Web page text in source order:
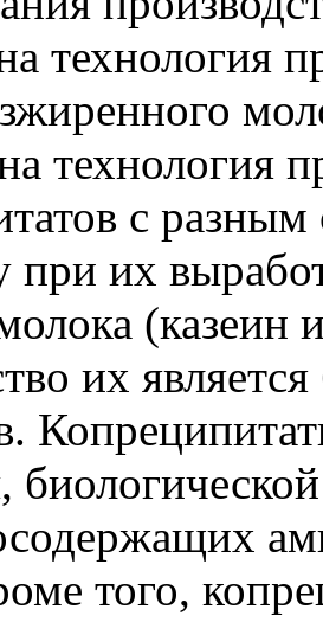
технология
технология
с
при их
(казеин
их
того,